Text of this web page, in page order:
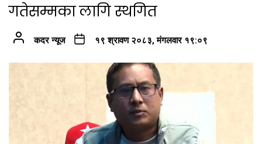
गतेसम्मका लागि स्थगित
कदर न्यूज १९ श्रावण २०८३, मंगलवार १९:०९